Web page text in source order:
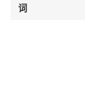
词